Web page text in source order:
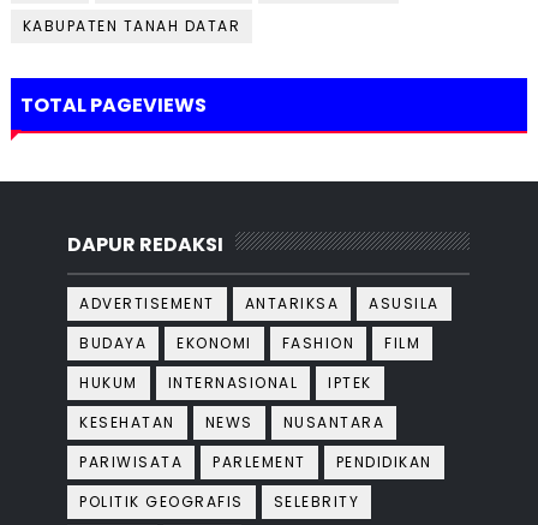
KABUPATEN TANAH DATAR
TOTAL PAGEVIEWS
DAPUR REDAKSI
ADVERTISEMENT ANTARIKSA
ASUSILA
BUDAYA
EKONOMI FASHION
FILM
HUKUM
INTERNASIONAL
IPTEK
KESEHATAN
NEWS
NUSANTARA
PARIWISATA
PARLEMENT
PENDIDIKAN
POLITIK GEOGRAFIS
SELEBRITY